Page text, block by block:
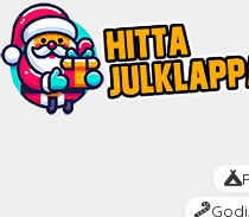
Hoppa
till
innehåll